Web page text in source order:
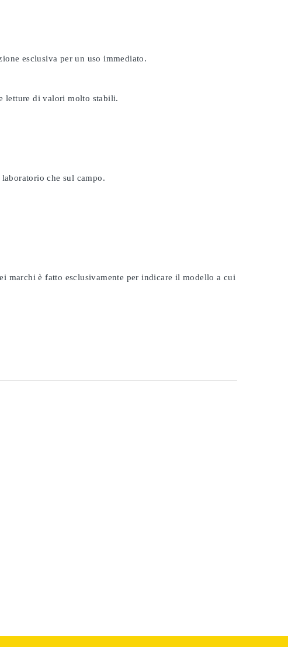
esclusiva per un uso immediato.
letture di valori molto stabili.
che sul campo.
marchi è fatto esclusivamente per indicare il modello a cui